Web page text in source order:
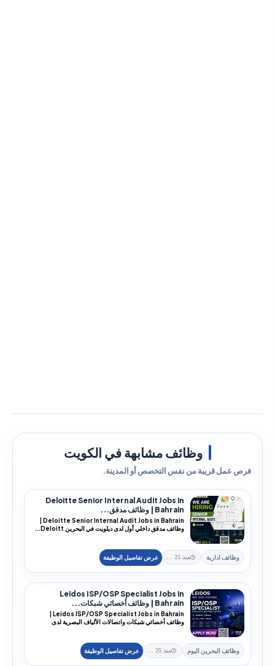
وظائف مشابهة في الكويت
فرص عمل قريبة من نفس التخصص أو المدينة.
Deloitte Senior Internal Audit Jobs in
Bahrain | وظائف مدقق...
وظائف مدقق داخلي أول لدى ديلويت في البحرين Deloitt...
وظائف ادارية منذ 25 يوم
Leidos ISP/OSP Specialist Jobs in
Bahrain | وظائف أخصائي شبكات...
وظائف أخصائي شبكات واتصالات الألياف البصرية لدى
وظائف البحرين اليوم منذ 25 يوم